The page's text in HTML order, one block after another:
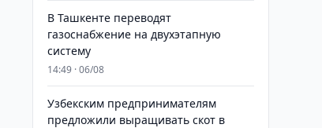
В Ташкенте переводят
газоснабжение на двухэтапную
систему
14:49 · 06/08
Узбекским предпринимателям
предложили выращивать скот в